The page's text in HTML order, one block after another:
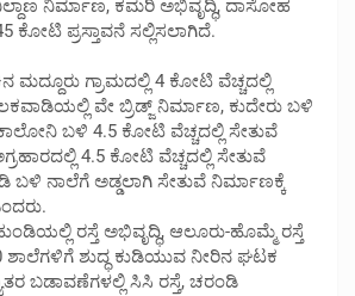
ನಿರ್ಮಾಣ, ಕಮರಿ ಅಭಿವೃದ್ಧಿ, ದಾಸೋಹ
ಕೋಟಿ ಪ್ರಸ್ತಾವನೆ ಸಲ್ಲಿಸಲಾಗಿದೆ.
ಗ್ರಾಮದಲ್ಲಿ 4 ಕೋಟಿ ವೆಚ್ಚದಲ್ಲಿ
ವೇ ಬ್ರಿಡ್ಜ್ ನಿರ್ಮಾಣ, ಕುದೇರು ಬಳಿ
ಬಳಿ 4.5 ಕೋಟಿ ವೆಚ್ಚದಲ್ಲಿ ಸೇತುವೆ
4.5 ಕೋಟಿ ವೆಚ್ಚದಲ್ಲಿ ಸೇತುವೆ
ಬಳಿ ನಾಲೆಗೆ ಅಡ್ಡಲಾಗಿ ಸೇತುವೆ ನಿರ್ಮಾಣಕ್ಕೆ
ರಸ್ತೆ ಅಭಿವೃದ್ಧಿ, ಆಲೂರು-ಹೊಮ್ಮೆ ರಸ್ತೆ
ಶಾಲೆಗಳಿಗೆ ಶುದ್ಧ ಕುಡಿಯುವ ನೀರಿನ ಘಟಕ
ಬಡಾವಣೆಗಳಲ್ಲಿ ಸಿಸಿ ರಸ್ತೆ, ಚರಂಡಿ